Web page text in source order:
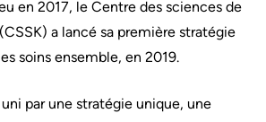
when
I
More...
Care
Labour
Delivery
stratégie
pour
transformer
soins
en 2017, le Centre des sciences de
a lancé sa première stratégie
soins ensemble, en 2019.
par une stratégie unique, une